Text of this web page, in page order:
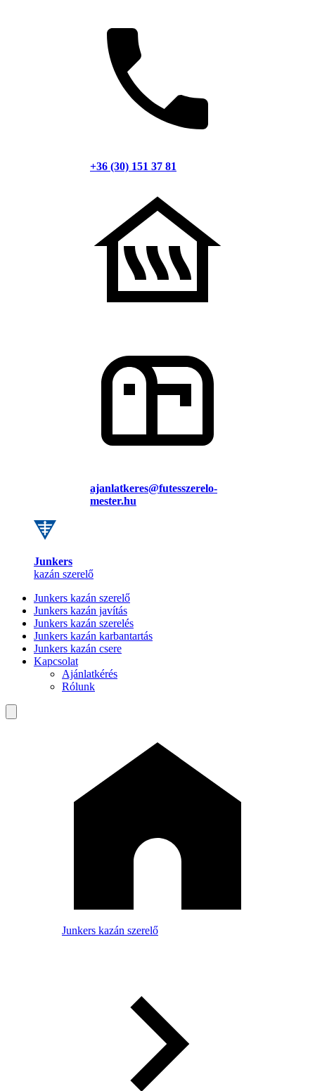
+36 (30) 151 37 81
ajanlatkeres@futesszerelo-
mester.hu
Junkers
kazán szerelő
Junkers kazán szerelő
Junkers kazán javítás
Junkers kazán szerelés
Junkers kazán karbantartás
Junkers kazán csere
Kapcsolat
Ajánlatkérés
Rólunk
Junkers kazán szerelő